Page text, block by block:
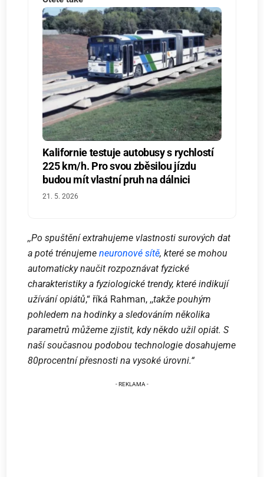
Kalifornie testuje autobusy s rychlostí
225 km/h. Pro svou zběsilou jízdu
budou mít vlastní pruh na dálnici
21. 5. 2026
,,Po spuštění extrahujeme vlastnosti surových dat
a poté trénujemeneuronové sítě, které se mohou
automaticky naučit rozpoznávat fyzické
charakteristiky a fyziologické trendy, které indikují
užívání opiátů,“ říká Rahman, ,,takže pouhým
pohledem na hodinky a sledováním několika
parametrů můžeme zjistit, kdy někdo užil opiát. S
naší současnou podobou technologie dosahujeme
80procentní přesnosti na vysoké úrovni.“